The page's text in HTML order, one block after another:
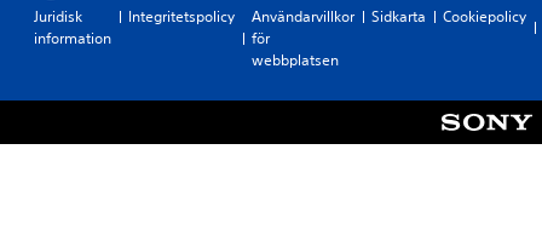
Juridisk
information
Integritetspolicy
Användarvillkor
för
webbplatsen
Sidkarta Cookiepolicy